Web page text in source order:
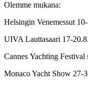
Olemme mukana:
Helsingin Venemessut
UIVA Lauttasaari 17-
Cannes Yachting Festival
Monaco Yacht Show 27-